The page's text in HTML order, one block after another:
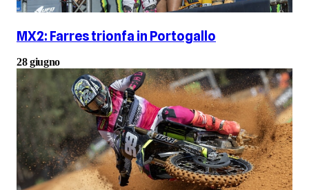
MX2: Farres trionfa in Portogallo
28 giugno